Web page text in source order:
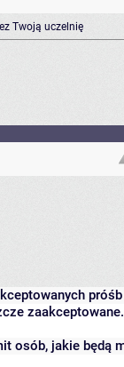
Twoją uczelnię
osób, jakie będą